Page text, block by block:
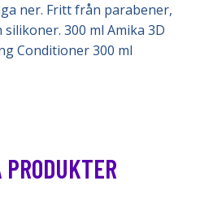
ner. Fritt från parabener,
300 ml Amika 3D
Conditioner 300 ml